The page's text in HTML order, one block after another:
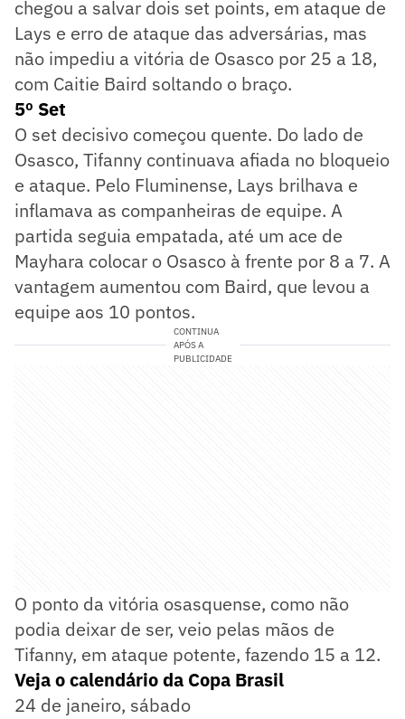
chegou a salvar dois set points, em ataque de
Lays e erro de ataque das adversárias, mas
não impediu a vitória de Osasco por 25 a 18,
com Caitie Baird soltando o braço.
5º Set
O set decisivo começou quente. Do lado de
Osasco, Tifanny continuava afiada no bloqueio
e ataque. Pelo Fluminense, Lays brilhava e
inflamava as companheiras de equipe. A
partida seguia empatada, até um ace de
Mayhara colocar o Osasco à frente por 8 a 7. A
vantagem aumentou com Baird, que levou a
equipe aos 10 pontos.
CONTINUA
APÓS A
PUBLICIDADE
O ponto da vitória osasquense, como não
podia deixar de ser, veio pelas mãos de
Tifanny, em ataque potente, fazendo 15 a 12.
Veja o calendário da Copa Brasil
24 de janeiro, sábado